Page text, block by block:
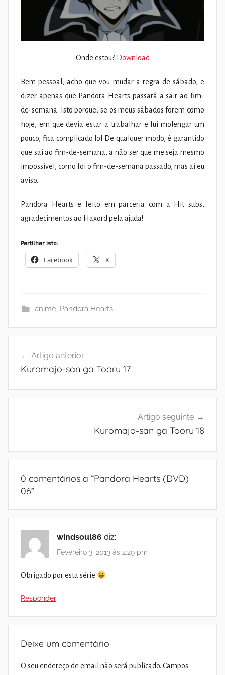
Onde estou? Download
Bem pessoal, acho que vou mudar a regra de sábado, e
dizer apenas que Pandora Hearts passará a sair ao fim-
de-semana. Isto porque, se os meus sábados forem como
hoje, em que devia estar a trabalhar e fui molengar um
pouco, fica complicado lol De qualquer modo, é garantido
que sai ao fim-de-semana, a não ser que me seja mesmo
impossível, como foi o fim-de-semana passado, mas aí eu
aviso.
Pandora Hearts e feito em parceria com a Hit subs,
agradecimentos ao Haxord pela ajuda!
Partilhar isto:
Facebook X
anime, Pandora Hearts
de
Artigo anterior
Kuromajo-san ga Tooru 17
Artigo seguinte
Kuromajo-san ga Tooru 18
0 comentários a “Pandora Hearts (DVD)
06”
windsoul86 diz:
Fevereiro 3, 2013 às 2:29 pm
Obrigado por esta série
Responder
Deixe um comentário
O seu endereço de email não será publicado. Campos